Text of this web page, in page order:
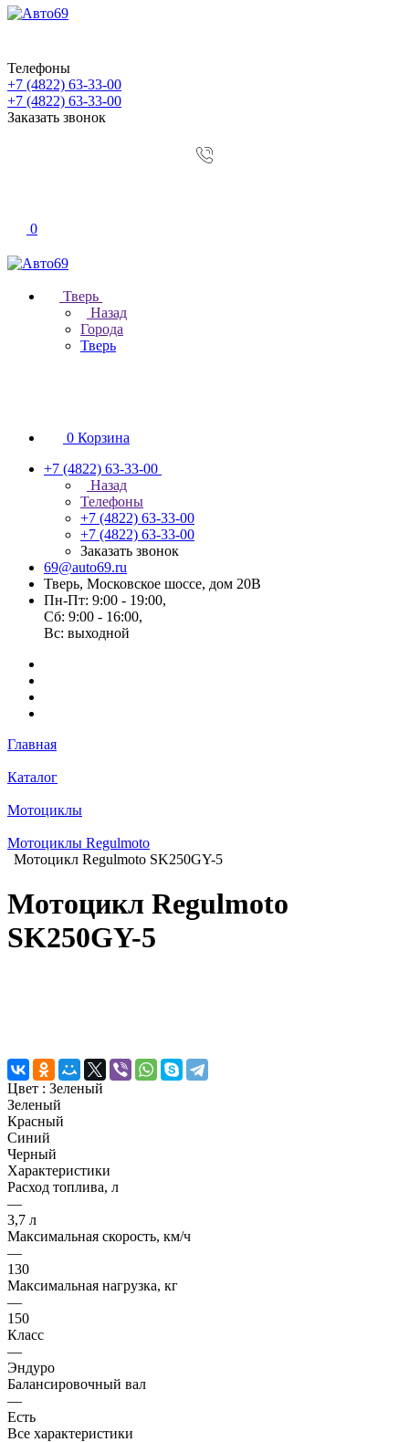
Телефоны
+7 (4822) 63-33-00
+7 (4822) 63-33-00
Заказать звонок
0
Тверь
Назад
Города
Тверь
0 Корзина
+7 (4822) 63-33-00
Назад
Телефоны
+7 (4822) 63-33-00
+7 (4822) 63-33-00
Заказать звонок
69@auto69.ru
Тверь, Московское шоссе, дом 20В
Пн-Пт: 9:00 - 19:00,
Сб: 9:00 - 16:00,
Вс: выходной
Главная
Каталог
Мотоциклы
Мотоциклы Regulmoto
Мотоцикл Regulmoto SK250GY-5
Мотоцикл Regulmoto
SK250GY-5
Цвет : Зеленый
Зеленый
Красный
Синий
Черный
Характеристики
Расход топлива, л
—
3,7 л
Максимальная скорость, км/ч
—
130
Максимальная нагрузка, кг
—
150
Класс
—
Эндуро
Балансировочный вал
—
Есть
Все характеристики